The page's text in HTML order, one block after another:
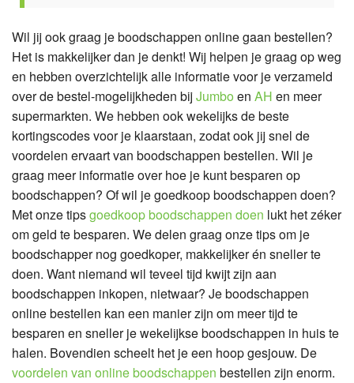
Wil jij ook graag je boodschappen online gaan bestellen?
Het is makkelijker dan je denkt! Wij helpen je graag op weg
en hebben overzichtelijk alle informatie voor je verzameld
over de bestel-mogelijkheden bijJumbo en AH en meer
supermarkten. We hebben ook wekelijks de beste
kortingscodes voor je klaarstaan, zodat ook jij snel de
voordelen ervaart van boodschappen bestellen. Wil je
graag meer informatie over hoe je kunt besparen op
boodschappen? Of wil je goedkoop boodschappen doen?
Met onze tipsgoedkoop boodschappen doen lukt het zéker
om geld te besparen. We delen graag onze tips om je
boodschapper nog goedkoper, makkelijker én sneller te
doen. Want niemand wil teveel tijd kwijt zijn aan
boodschappen inkopen, nietwaar? Je boodschappen
online bestellen kan een manier zijn om meer tijd te
besparen en sneller je wekelijkse boodschappen in huis te
halen. Bovendien scheelt het je een hoop gesjouw. De
voordelen van online boodschappen bestellen zijn enorm.